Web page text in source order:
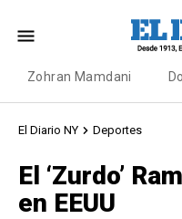
Zohran Mamdani
El Diario NY Deportes
El ‘Zurdo’
en EEUU